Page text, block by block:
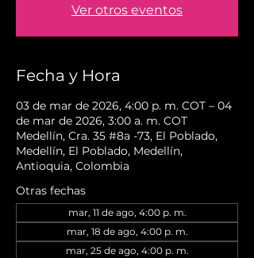
Ver otros eventos
Fecha y Hora
03 de mar de 2026, 4:00 p. m. COT – 04
de mar de 2026, 3:00 a. m. COT
Medellín, Cra. 35 #8a -73, El Poblado,
Medellín, El Poblado, Medellín,
Antioquia, Colombia
Otras fechas
mar, 11 de ago, 4:00 p. m.
mar, 18 de ago, 4:00 p. m.
mar, 25 de ago, 4:00 p. m.